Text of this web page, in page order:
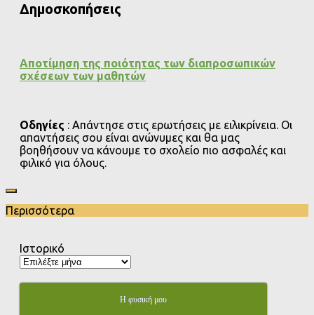
Δημοσκοπήσεις
Αποτίμηση της ποιότητας των διαπροσωπικών
σχέσεων των μαθητών
Οδηγίες : Απάντησε στις ερωτήσεις με ειλικρίνεια. Οι
απαντήσεις σου είναι ανώνυμες και θα μας
βοηθήσουν να κάνουμε το σχολείο πιο ασφαλές και
φιλικό για όλους.
Περισσότερα
Ιστορικό
Η φυσική μου